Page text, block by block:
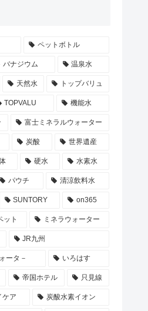
ペットボトル
バナジウム 温泉水
天然水 トップバリュ
TOPVALU 機能水
富士ミネラルウォーター
炭酸 世界遺産
硬水 水素水
パウチ 清涼飲料水
SUNTORY on365
ット ミネラウォーター
JR九州
ータ－ いろはす
帝国ホテル 只見線
ケア 炭酸水素イオン